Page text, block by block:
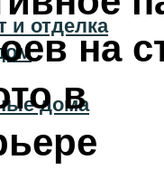
и отделка
дома
на
в